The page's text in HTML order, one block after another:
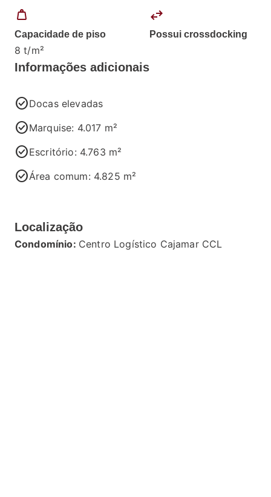
weight
Capacidade de piso
8 t/m²
swap_horiz
Possui crossdocking
Informações adicionais
check_circleDocas elevadas
check_circleMarquise: 4.017 m²
check_circleEscritório: 4.763 m²
check_circleÁrea comum: 4.825 m²
Localização
Condomínio: Centro Logístico Cajamar CCL